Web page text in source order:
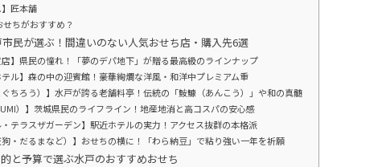
】匠本舗
ちがおすすめ？
市民が選ぶ！間違いのない人気おせち店・購入先6選
】県民の憧れ！「夢のデパ地下」が贈る最高級のラインナップ
ル】森の中の迎賓館！豪華絢爛な洋風・和洋中プレミアム重
ちろう）】水戸が誇る老舗料亭！伝統の「鮟鱇（あんこう）」や和の真髄
）】茨城県民のライフライン！地産地消と高コスパの安心感
テラスザガーデン】駅近ホテルの実力！アクセス抜群の本格派
・だるまなど）】おせちの横に！「わら納豆」で粘り強い一年を祈願
と予算で選ぶ水戸のおすすめおせち